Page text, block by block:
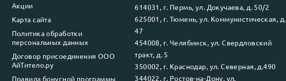
Акции
Карта сайта
Политика обработки
персональных данных
Договор присоединения ООО
АйТитело.ру
Правила бонусной программы
614031 , г. Пермь, ул. Докучаева, д. 50/2
625001 , г. Тюмень, ул. Коммунистическая, д.
47
454008, г. Челябинск, ул.Свердловский
тракт, д. 5
350002, г. Краснодар, ул.Северная, д.490
344022, г. Ростов-на-Дону, ул.